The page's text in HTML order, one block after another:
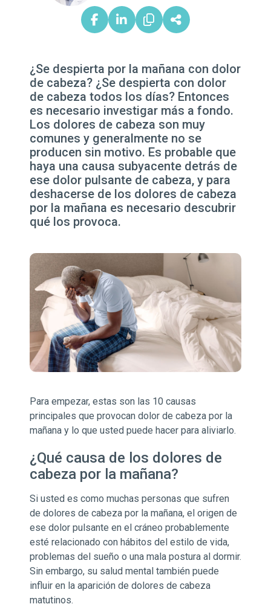
¿Se despierta por la mañana con dolor
de cabeza? ¿Se despierta con dolor
de cabeza todos los días? Entonces
es necesario investigar más a fondo.
Los dolores de cabeza son muy
comunes y generalmente no se
producen sin motivo. Es probable que
haya una causa subyacente detrás de
ese dolor pulsante de cabeza, y para
deshacerse de los dolores de cabeza
por la mañana es necesario descubrir
qué los provoca.
Para empezar, estas son las 10 causas
principales que provocan dolor de cabeza por la
mañana y lo que usted puede hacer para aliviarlo.
¿Qué causa de los dolores de
cabeza por la mañana?
Si usted es como muchas personas que sufren
de dolores de cabeza por la mañana, el origen de
ese dolor pulsante en el cráneo probablemente
esté relacionado con hábitos del estilo de vida,
problemas del sueño o una mala postura al dormir.
Sin embargo, su salud mental también puede
influir en la aparición de dolores de cabeza
matutinos.